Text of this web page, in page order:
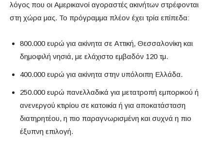
λόγος που οι Αμερικανοί αγοραστές ακινήτων στρέφονται
στη χώρα μας. Το πρόγραμμα πλέον έχει τρία επίπεδα:
800.000 ευρώ για ακίνητα σε Αττική, Θεσσαλονίκη και
δημοφιλή νησιά, με ελάχιστο εμβαδόν 120 τμ.
400.000 ευρώ για ακίνητα στην υπόλοιπη Ελλάδα.
250.000 ευρώ πανελλαδικά για μετατροπή εμπορικού ή
ανενεργού κτιρίου σε κατοικία ή για αποκατάσταση
διατηρητέου, η πιο παραγνωρισμένη και συχνά η πιο
έξυπνη επιλογή.